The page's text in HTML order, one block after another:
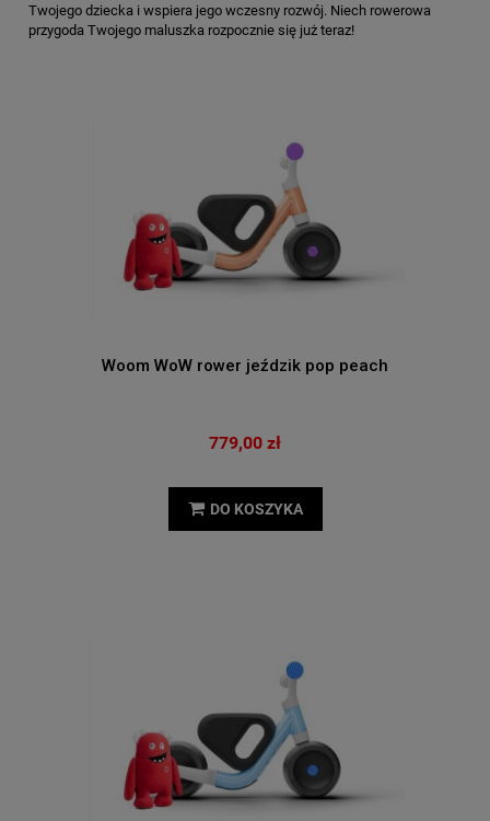
Twojego dziecka i wspiera jego wczesny rozwój. Niech rowerowa
przygoda Twojego maluszka rozpocznie się już teraz!
Woom WoW rower jeździk pop peach
779,00 zł
DO KOSZYKA